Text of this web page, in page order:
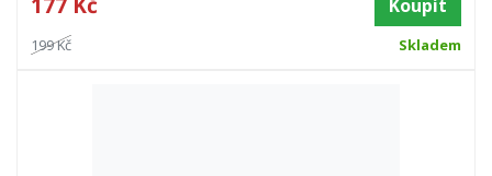
Koupit
199 Kč Skladem